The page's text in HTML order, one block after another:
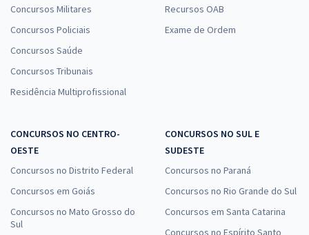
Concursos Militares
Concursos Policiais
Concursos Saúde
Concursos Tribunais
Residência Multiprofissional
Recursos OAB
Exame de Ordem
CONCURSOS NO CENTRO-
OESTE
Concursos no Distrito Federal
Concursos em Goiás
Concursos no Mato Grosso do
Sul
CONCURSOS NO SUL E
SUDESTE
Concursos no Paraná
Concursos no Rio Grande do Sul
Concursos em Santa Catarina
Concursos no Espírito Santo